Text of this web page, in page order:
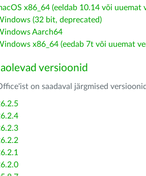
x86_64 (eeldab 10.14 või uuemat
(32 bit, deprecated)
Aarch64
x86_64 (eedab 7t või uuemat
versioonid
on saadaval järgmised